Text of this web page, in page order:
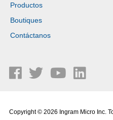
Productos
Boutiques
Contáctanos
Copyright © 2026 Ingram Micro Inc.